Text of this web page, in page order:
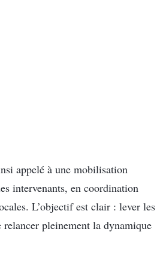
appelé à une mobilisation
intervenants, en coordination
L’objectif est clair : lever les
relancer pleinement la dynamique